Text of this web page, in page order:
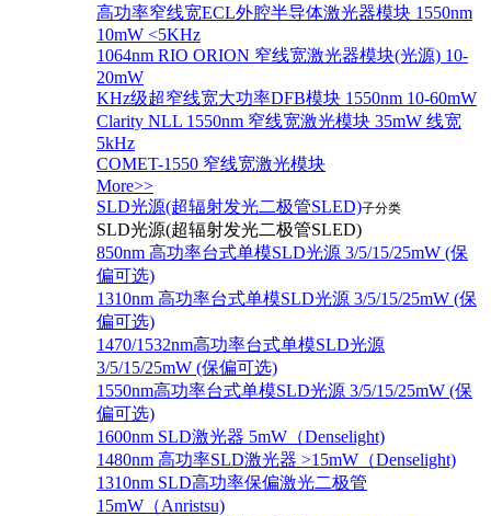
高功率窄线宽ECL外腔半导体激光器模块 1550nm
10mW <5KHz
1064nm RIO ORION 窄线宽激光器模块(光源) 10-
20mW
KHz级超窄线宽大功率DFB模块 1550nm 10-60mW
Clarity NLL 1550nm 窄线宽激光模块 35mW 线宽
5kHz
COMET-1550 窄线宽激光模块
More>>
SLD光源(超辐射发光二极管SLED)子分类
SLD光源(超辐射发光二极管SLED)
850nm 高功率台式单模SLD光源 3/5/15/25mW (保
偏可选)
1310nm 高功率台式单模SLD光源 3/5/15/25mW (保
偏可选)
1470/1532nm高功率台式单模SLD光源
3/5/15/25mW (保偏可选)
1550nm高功率台式单模SLD光源 3/5/15/25mW (保
偏可选)
1600nm SLD激光器 5mW（Denselight)
1480nm 高功率SLD激光器 >15mW（Denselight)
1310nm SLD高功率保偏激光二极管
15mW（Anristsu)